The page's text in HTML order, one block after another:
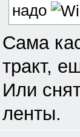
надо
Сама
тракт,
Или
ленты.